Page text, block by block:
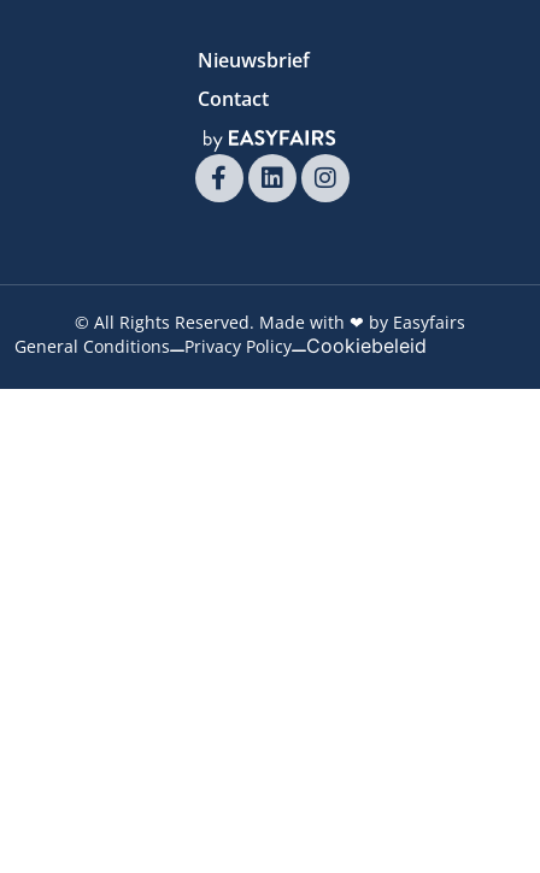
Nieuwsbrief
Contact
© All Rights Reserved. Made with ❤ by Easyfairs
General Conditions
Privacy Policy Cookiebeleid